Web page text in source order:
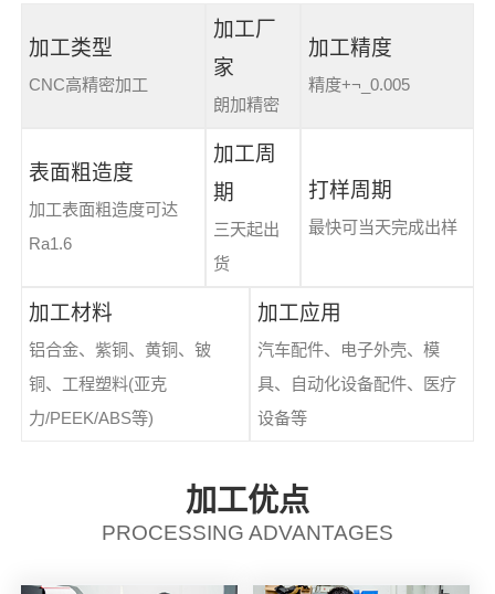
加工类型
CNC高精密加工
加工厂
家
朗加精密
加工精度
精度+¬_0.005
表面粗造度
加工表面粗造度可达
Ra1.6
加工周
期
三天起出
货
打样周期
最快可当天完成出样
加工材料
铝合金、紫铜、黄铜、铍
铜、工程塑料(亚克
力/PEEK/ABS等)
加工应用
汽车配件、电子外壳、模
具、自动化设备配件、医疗
设备等
加工优点
PROCESSING ADVANTAGES